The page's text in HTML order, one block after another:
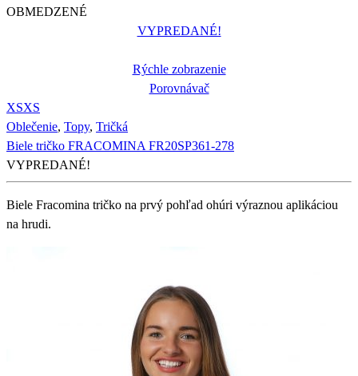
OBMEDZENÉ
VYPREDANÉ!
Rýchle zobrazenie
Porovnávač
XSXS
Oblečenie, Topy, Tričká
Biele tričko FRACOMINA FR20SP361-278
VYPREDANÉ!
Biele Fracomina tričko na prvý pohľad ohúri výraznou aplikáciou
na hrudi.